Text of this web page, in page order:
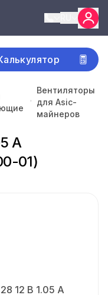
Вентиляторы
для Asic-
майнеров
A
01)